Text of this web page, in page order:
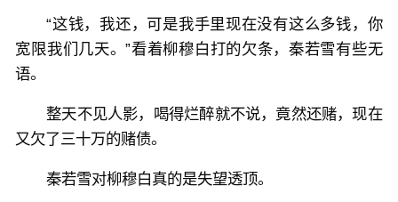
“这钱，我还，可是我手里现在没有这么多钱，你
宽限我们几天。”看着柳穆白打的欠条，秦若雪有些无
语。
整天不见人影，喝得烂醉就不说，竟然还赌，现在
又欠了三十万的赌债。
秦若雪对柳穆白真的是失望透顶。